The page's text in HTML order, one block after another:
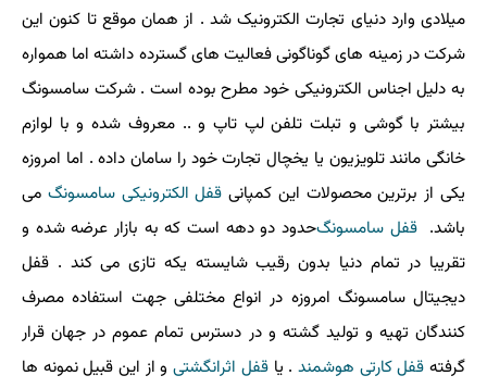
میلادی وارد دنیای تجارت الکترونیک شد . از همان موقع تا کنون این
شرکت در زمینه های گوناگونی فعالیت های گسترده داشته اما همواره
به دلیل اجناس الکترونیکی خود مطرح بوده است . شرکت سامسونگ
بیشتر با گوشی و تبلت تلفن لپ تاپ و .. معروف شده و با لوازم
خانگی مانند تلویزیون یا یخچال تجارت خود را سامان داده . اما امروزه
یکی از برترین محصولات این کمپانی قفل الکترونیکی سامسونگ می
باشد. قفل سامسونگحدود دو دهه است که به بازار عرضه شده و
تقریبا در تمام دنیا بدون رقیب شایسته یکه تازی می کند . قفل
دیجیتال سامسونگ امروزه در انواع مختلفی جهت استفاده مصرف
کنندگان تهیه و تولید گشته و در دسترس تمام عموم در جهان قرار
گرفته
. قفل کارتی هوشمند یاقفل اثرانگشتیو از این قبیل نمونه ها